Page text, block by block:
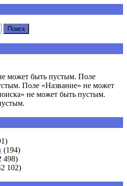
может быть пустым. Поле
Поле «Название» не может
не может быть пустым.
(194)
498)
102)